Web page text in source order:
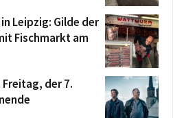
Leipzig: Gilde der
Fischmarkt am
der 7.